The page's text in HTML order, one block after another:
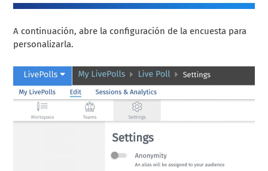
A continuación, abre la configuración de la encuesta para
personalizarla.